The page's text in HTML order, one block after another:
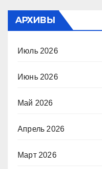
АРХИВЫ
Июль 2026
Июнь 2026
Май 2026
Апрель 2026
Март 2026